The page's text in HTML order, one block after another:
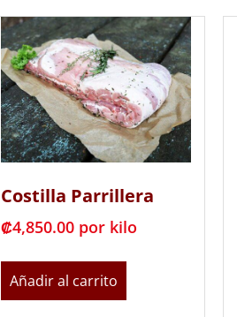
Costilla Parrillera
₡4,850.00 por kilo
Añadir al carrito